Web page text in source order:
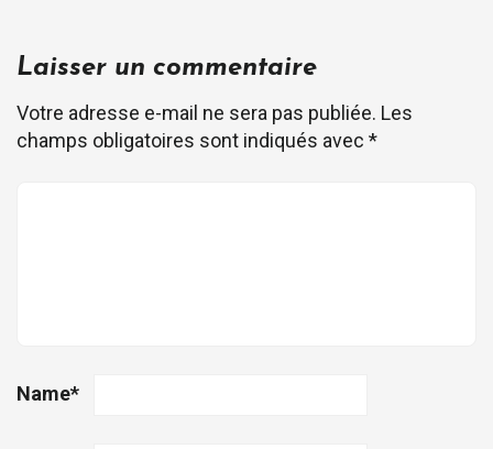
Laisser un commentaire
Votre adresse e-mail ne sera pas publiée. Les
champs obligatoires sont indiqués avec *
Name*